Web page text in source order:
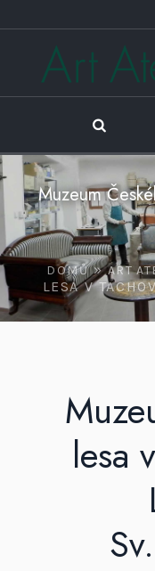
Muzeum
DOMŮ»ART
LESA V
lesa